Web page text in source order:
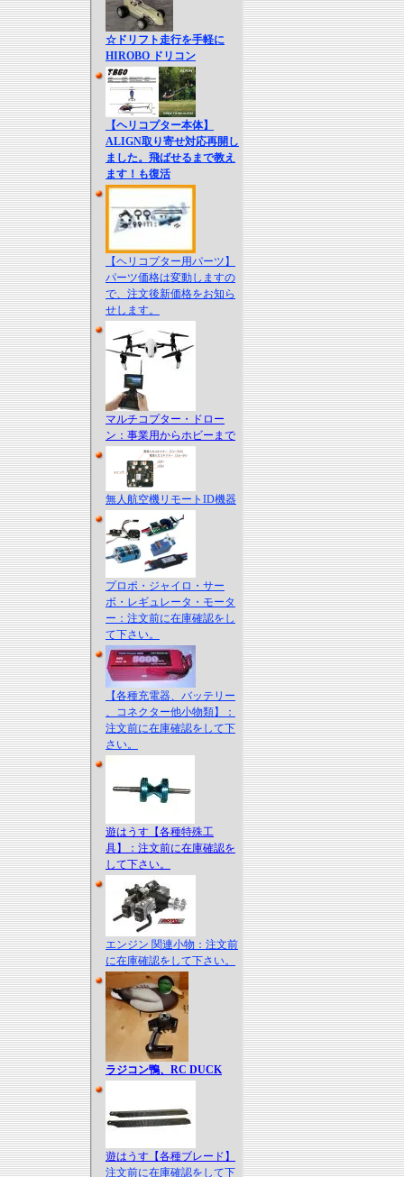
☆ドリフト走行を手軽に
HIROBO ドリコン
【ヘリコプター本体】
ALIGN取り寄せ対応再開し
ました。飛ばせるまで教え
ます！も復活
【ヘリコプター用パーツ】
パーツ価格は変動しますの
で、注文後新価格をお知ら
せします。
マルチコプター・ドロー
ン：事業用からホビーまで
無人航空機リモートID機器
プロポ・ジャイロ・サー
ボ・レギュレータ・モータ
ー：注文前に在庫確認をし
て下さい。
【各種充電器、バッテリー
、コネクター他小物類】：
注文前に在庫確認をして下
さい。
遊はうす【各種特殊工
具】：注文前に在庫確認を
して下さい。
エンジン 関連小物：注文前
に在庫確認をして下さい。
ラジコン鴨、RC DUCK
遊はうす【各種ブレード】
注文前に在庫確認をして下